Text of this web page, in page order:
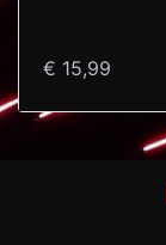
€ 15,99